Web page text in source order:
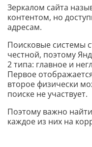
Зеркалом сайта
контентом, но
адресам.
Поисковые системы
честной, поэтому
2 типа: главное и
Первое
второе физически
поиске не участвует.
Поэтому важно
каждое из них на